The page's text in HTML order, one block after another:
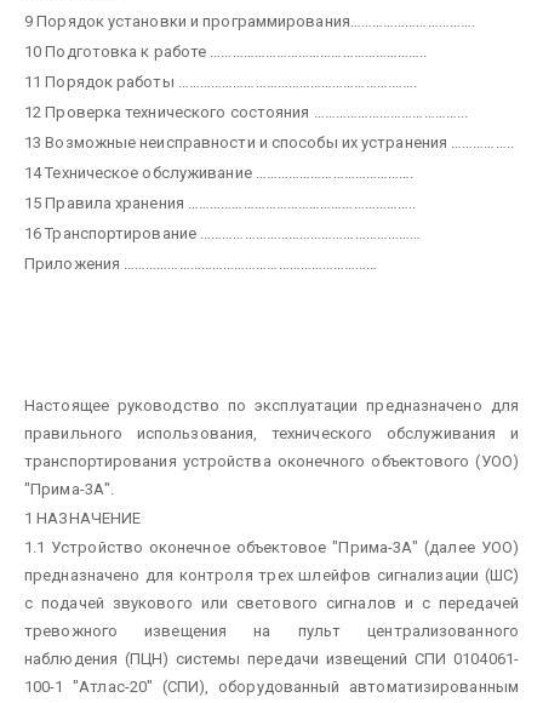
9 Порядок установки и программирования…………………………….
10 Подготовка к работе …………………………………………………..
11 Порядок работы ………………………………………………….…….
12 Проверка технического состояния …………………………………...
13 Возможные неисправности и способы их устранения ……………..
14 Техническое обслуживание …………………………………….
15 Правила хранения ……………………………………………………..
16 Транспортирование ……………………………………………………
Приложения ……………………………………………………………
Настоящее руководство по эксплуатации предназначено для
правильного использования, технического обслуживания и
транспортирования устройства оконечного объектового (УОО)
"Прима-3А".
1 НАЗНАЧЕНИЕ
1.1 Устройство оконечное объектовое "Прима-3А" (далее УОО)
предназначено для контроля трех шлейфов сигнализации (ШС)
с подачей звукового или светового сигналов и с передачей
тревожного извещения на пульт централизованного
наблюдения (ПЦН) системы передачи извещений СПИ 0104061-
100-1 "Атлас-20" (СПИ), оборудованный автоматизированным